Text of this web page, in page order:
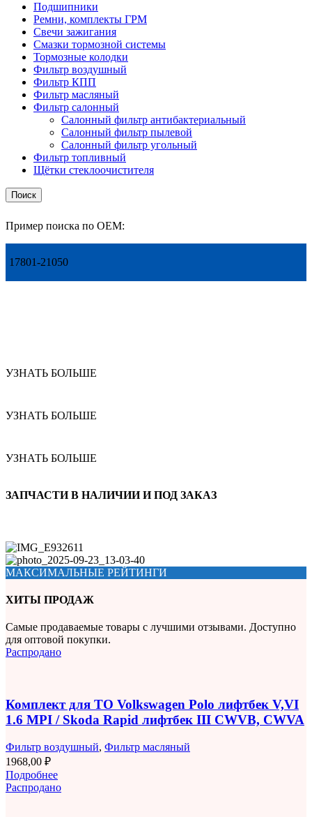
Подшипники
Ремни, комплекты ГРМ
Свечи зажигания
Смазки тормозной системы
Тормозные колодки
Фильтр воздушный
Фильтр КПП
Фильтр масляный
Фильтр салонный
Салонный фильтр антибактериальный
Салонный фильтр пылевой
Салонный фильтр угольный
Фильтр топливный
Щётки стеклоочистителя
Поиск
Пример поиска по OEM:
17801-21050
УЗНАТЬ БОЛЬШЕ
УЗНАТЬ БОЛЬШЕ
УЗНАТЬ БОЛЬШЕ
ЗАПЧАСТИ В НАЛИЧИИ И ПОД ЗАКАЗ
МАКСИМАЛЬНЫЕ РЕЙТИНГИ
ХИТЫ ПРОДАЖ
Самые продаваемые товары с лучшими отзывами. Доступно
для оптовой покупки.
Распродано
Комплект для ТО Volkswagen Polo лифтбек V,VI
1.6 MPI / Skoda Rapid лифтбек III CWVB, CWVA
Фильтр воздушный, Фильтр масляный
1968,00 ₽
Подробнее
Распродано